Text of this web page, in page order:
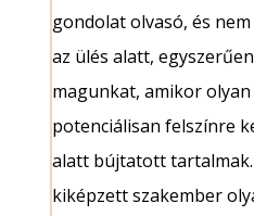
gondolat olvasó, és
az ülés alatt,
magunkat, amikor
potenciálisan felszínre
alatt bújtatott
kiképzett szakember